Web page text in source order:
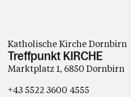
Katholische Kirche Dornbirn
Treffpunkt KIRCHE
Marktplatz 1, 6850 Dornbirn
+43 5522 3600 4555